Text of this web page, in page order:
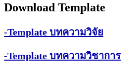
Download Template
-Template บทความวิจัย
-Template บทความวิชาการ